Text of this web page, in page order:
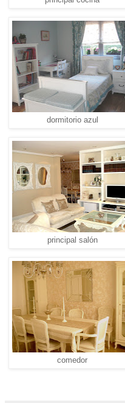
dormitorio azul
principal salón
comedor